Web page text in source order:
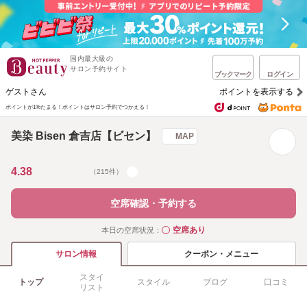
国内最大級の
サロン予約サイト
ブックマーク ログイン
ゲストさん ポイントを表示する
ポイントが1%たまる！ ポイントはサロン予約でつかえる！
美染 Bisen 倉吉店【ビセン】 MAP
4.38 （215件）
空席確認・予約する
本日の空席状況： ◯空席あり
サロン情報 クーポン・メニュー
トップ
スタイ
リスト
スタイル ブログ 口コミ